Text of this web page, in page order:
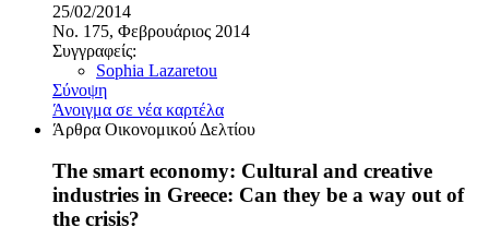
25/02/2014
No. 175, Φεβρουάριος 2014
Συγγραφείς:
Sophia Lazaretou
Σύνοψη
Άνοιγμα σε νέα καρτέλα
Άρθρα Οικονομικού Δελτίου
The smart economy: Cultural and creative
industries in Greece: Can they be a way out of
the crisis?